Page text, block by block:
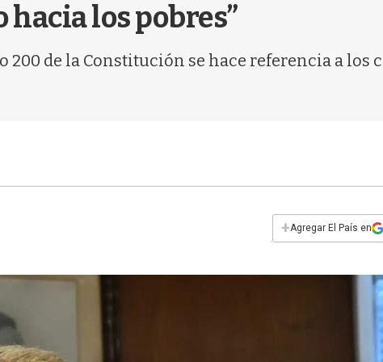
hacia los pobres”
200 de la Constitución se hace referencia a los
+Agregar El País en